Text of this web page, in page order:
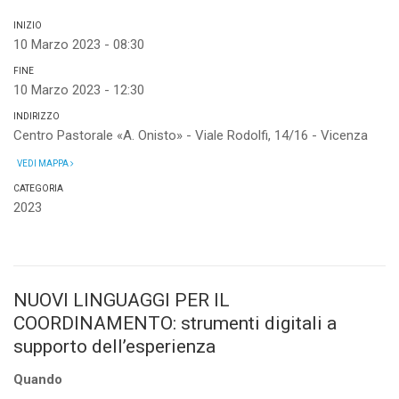
INIZIO
10 Marzo 2023 - 08:30
FINE
10 Marzo 2023 - 12:30
INDIRIZZO
Centro Pastorale «A. Onisto» - Viale Rodolfi, 14/16 - Vicenza
VEDI MAPPA
CATEGORIA
2023
NUOVI LINGUAGGI PER IL
COORDINAMENTO: strumenti digitali a
supporto dell’esperienza
Quando